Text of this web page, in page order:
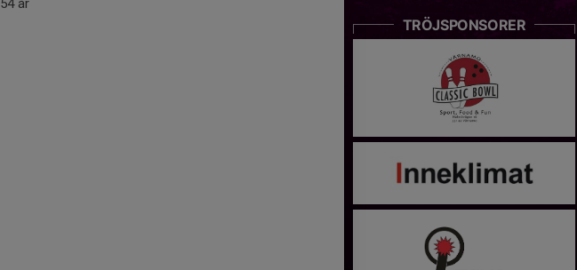
54 år
TRÖJSPONSORER